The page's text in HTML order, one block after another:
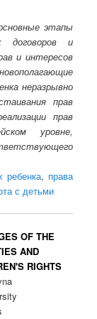
этапы
договоров и
и интересов
неразрывно
прав
прав
уровне,
ребенка, права
с детьми
OF THE
AND
RIGHTS